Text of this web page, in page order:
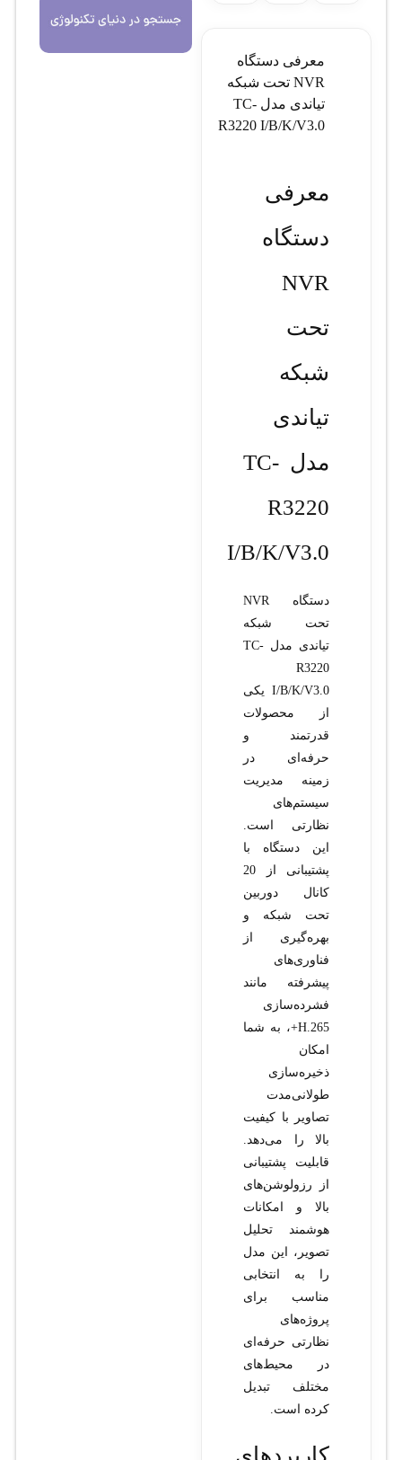
معرفی دستگاه
NVR تحت شبکه
تیاندی مدل TC-
R3220 I/B/K/V3.0
معرفی
دستگاه
NVR
تحت
شبکه
تیاندی
مدل TC-
R3220
I/B/K/V3.0
دستگاه NVR
تحت شبکه
تیاندی مدل TC-
R3220
I/B/K/V3.0 یکی
از محصولات
قدرتمند و
حرفه‌ای در
زمینه مدیریت
سیستم‌های
نظارتی است.
این دستگاه با
پشتیبانی از 20
کانال دوربین
تحت شبکه و
بهره‌گیری از
فناوری‌های
پیشرفته مانند
فشرده‌سازی
H.265+، به شما
امکان
ذخیره‌سازی
طولانی‌مدت
تصاویر با کیفیت
بالا را می‌دهد.
قابلیت پشتیبانی
از رزولوشن‌های
بالا و امکانات
هوشمند تحلیل
تصویر، این مدل
را به انتخابی
مناسب برای
پروژه‌های
نظارتی حرفه‌ای
در محیط‌های
مختلف تبدیل
کرده است.
کاربردهای